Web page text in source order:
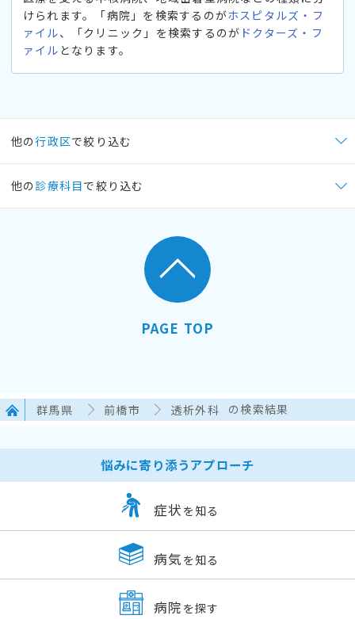
けられます。「病院」を検索するのがホスピタルズ・フ
ァイル、「クリニック」を検索するのが ドクターズ・フ
ァイル となります。
他の行政区で絞り込む
他の 診療科目で絞り込む
PAGE TOP
群馬県 前橋市 透析外科 の検索結果
悩みに寄り添うアプローチ
症状 を知る
病気 を知る
病院 を探す